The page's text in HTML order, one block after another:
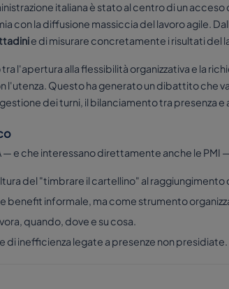
italiana è stato al centro di un
con la diffusione massiccia del lavoro agile.
e di misurare concretamente i risultati del
l'apertura alla flessibilità organizzativa e la
Questo ha generato un dibattito che
gestione dei turni, il bilanciamento tra presenza
— e che interessano direttamente anche le PMI
del "timbrare il cartellino" al
benefit informale, ma come strumento
quando, dove e su cosa.
di inefficienza legate a presenze non presidiate.